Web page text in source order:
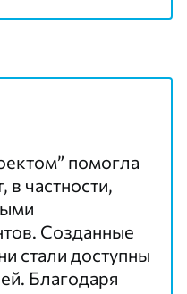
помогла
в частности,
Созданные
стали доступны
Благодаря